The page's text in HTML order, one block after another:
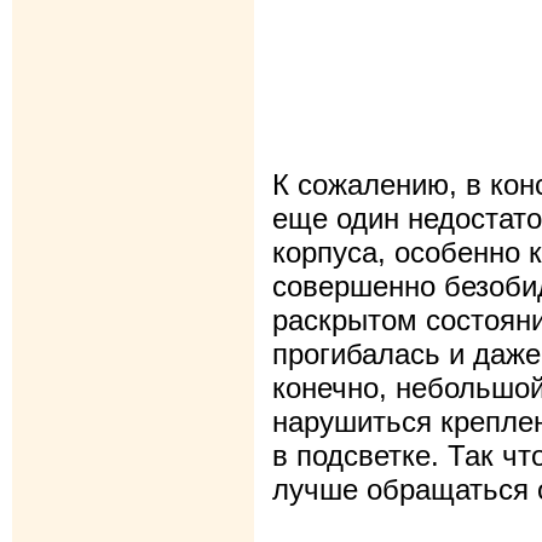
К сожалению, в
еще один
корпуса, особенно
совершенно
раскрытом
прогибалась и
конечно,
нарушиться
в подсветке. Так
лучше обращаться